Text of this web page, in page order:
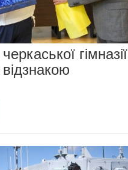
гімназії